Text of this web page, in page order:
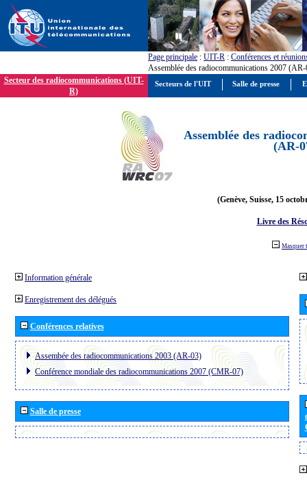
Page principale : UIT-R : Conférences et
Assemblée des radiocommunications 2007
Secteur des radiocommunications (UIT-
R)
Assemblée des
(AR-
(Genève, Suisse, 15
Livre des
Masquer
Information générale
Enregistrement des délégués
Conférences relatives
Assembée des radiocommunications 2003 (AR-03)
Conférence mondiale des radiocommunications 2007 (CMR-07)
Salle de presse
Secteurs de l'UIT Salle de presse